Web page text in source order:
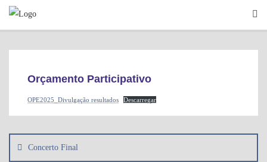
Skip
Orçamento Participativo
OPE2025_Divulgação resultados Descarregar
de
artigos
Concerto Final